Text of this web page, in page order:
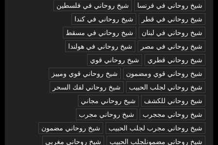
شيخ روحاني في فرنسا
شيخ روحاني في فلسطين
شيخ روحاني في قطر
شيخ روحاني في كندا
شيخ روحاني في لبنان
شيخ روحاني في مسقط
شيخ روحاني في مصر
شيخ روحاني في هولندا
شيخ روحاني قطري
شيخ روحاني قوي
شيخ روحاني قوي ومضمون
شيخ روحاني قوي ومييز
شيخ روحاني لجلب الحبيب
شيخ روحاني لفك السحر
شيخ روحاني للكشف
شيخ روحاني مجاني
شيخ روحاني مججرب
شيخ روحاني مجرب
شيخ روحاني مجرب لجلب الحبيب
شيخ روحاني مضمون
شيخ روحاني مضمونلجلب الحبيب
شيخ روحاني مغربي